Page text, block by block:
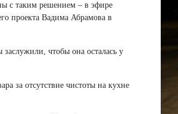
с таким решением – в эфире
проекта Вадима Абрамова в
чтобы она осталась у
за отсутствие чистоты на кухне